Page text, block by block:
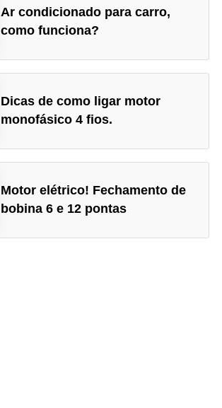
Ar condicionado para carro,
como funciona?
Dicas de como ligar motor
monofásico 4 fios.
Motor elétrico! Fechamento de
bobina 6 e 12 pontas